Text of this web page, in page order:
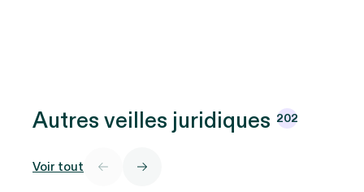
Autres veilles juridiques 202
Voir tout